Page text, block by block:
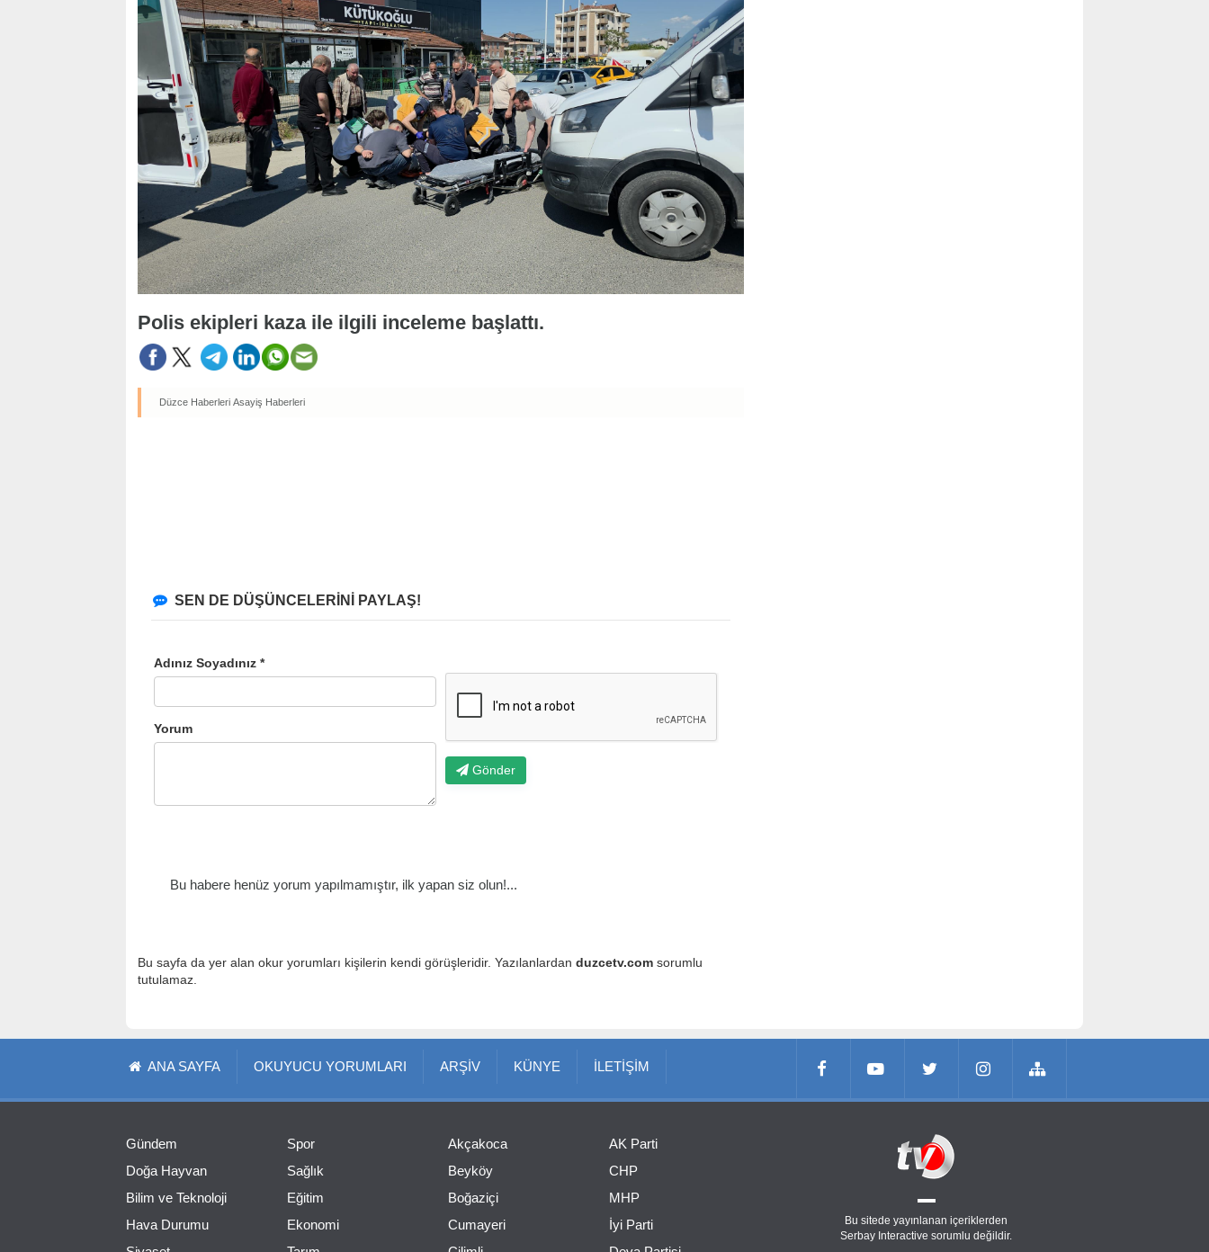
Polis ekipleri kaza ile ilgili inceleme başlattı.
Düzce Haberleri Asayiş Haberleri
SEN DE DÜŞÜNCELERİNİ PAYLAŞ!
Adınız Soyadınız *
Yorum
Gönder
Bu habere henüz yorum yapılmamıştır, ilk yapan siz olun!...
Bu sayfa da yer alan okur yorumları kişilerin kendi görüşleridir. Yazılanlardan duzcetv.com sorumlu
tutulamaz.
ANA SAYFA OKUYUCU YORUMLARI ARŞİV KÜNYE İLETİŞİM
Gündem
Doğa Hayvan
Bilim ve Teknoloji
Hava Durumu
Spor
Sağlık
Eğitim
Ekonomi
Akçakoca
Beyköy
Boğaziçi
Cumayeri
AK Parti
CHP
MHP
İyi Parti
Bu sitede yayınlanan içeriklerden
Serbay Interactive sorumlu değildir.